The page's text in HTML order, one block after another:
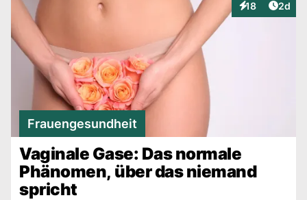
18
Interaktionen
2d
Frauengesundheit
Vaginale Gase: Das normale
Phänomen, über das niemand
spricht